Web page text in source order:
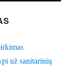
už sanitarinių